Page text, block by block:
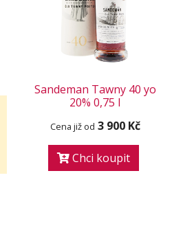
Sandeman Tawny 40 yo
20% 0,75 l
Cena již od 3 900 Kč
Chci koupit